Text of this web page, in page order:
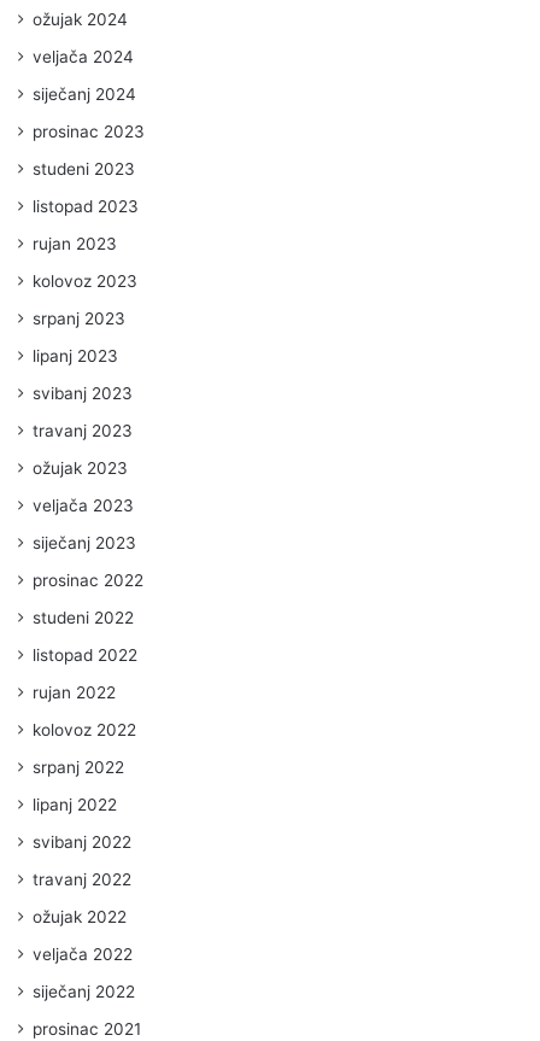
ožujak 2024
veljača 2024
siječanj 2024
prosinac 2023
studeni 2023
listopad 2023
rujan 2023
kolovoz 2023
srpanj 2023
lipanj 2023
svibanj 2023
travanj 2023
ožujak 2023
veljača 2023
siječanj 2023
prosinac 2022
studeni 2022
listopad 2022
rujan 2022
kolovoz 2022
srpanj 2022
lipanj 2022
svibanj 2022
travanj 2022
ožujak 2022
veljača 2022
siječanj 2022
prosinac 2021